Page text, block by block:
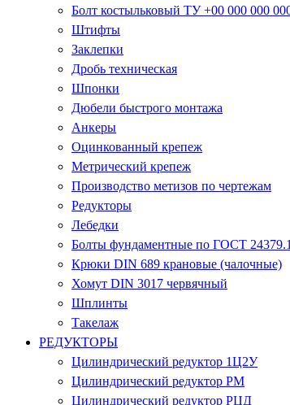
Болт костыльковый ТУ +00 000 000
Штифты
Заклепки
Дробь техническая
Шпонки
Дюбели быстрого монтажа
Анкеры
Оцинкованный крепеж
Метрический крепеж
Производство метизов по чертежам
Редукторы
Лебедки
Болты фундаментные по ГОСТ
Крюки DIN 689 крановые (чалочные)
Хомут DIN 3017 червячный
Шплинты
Такелаж
РЕДУКТОРЫ
Цилиндрический редуктор 1Ц2У
Цилиндрический редуктор РМ
Цилиндрический редуктор РЦД